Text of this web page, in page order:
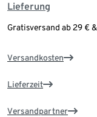
Lieferung
Gratisversand ab 29 €
Versandkosten
Lieferzeit
Versandpartner